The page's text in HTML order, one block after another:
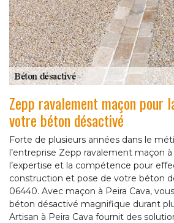
Zepp ravalement maçon pour
votre béton désactivé
Forte de plusieurs années dans le
l’entreprise Zepp ravalement maçon à
l’expertise et la compétence pour
construction et pose de votre béton
06440. Avec maçon à Peira Cava,
béton désactivé magnifique durant
Artisan à Peira Cava fournit des